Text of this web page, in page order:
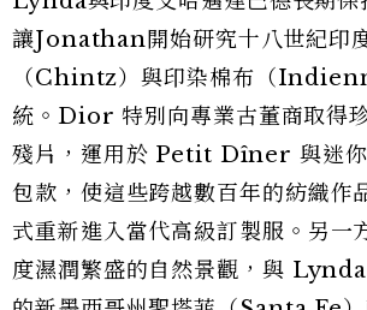
讓Jonathan開始研究十八世紀印
（Chintz）與印染棉布（
統。Dior 特別向專業古董商取得
殘片，運用於 Petit Dîner 與迷
包款，使這些跨越數百年的紡織作
式重新進入當代高級訂製服。另一
度濕潤繁盛的自然景觀，與